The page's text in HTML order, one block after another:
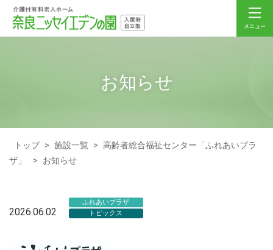
お知らせ
トップ > 施設一覧 > 高齢者総合福祉センター「ふれあいプラ
ザ」
> お知らせ
2026.06.02
ふれあいプラザ
トピックス